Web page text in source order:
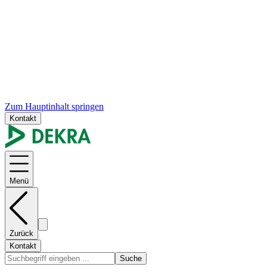
Zum Hauptinhalt springen
Kontakt
Menü
Zurück
Kontakt
Suche